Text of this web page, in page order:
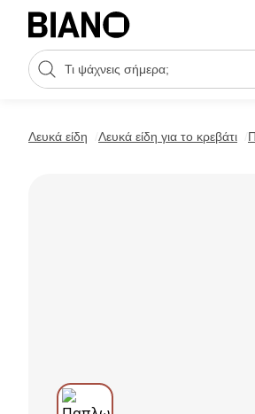
Μετάβαση στο περιεχόμενο
Πεδίο αναζήτησης
Λευκά είδη Λευκά είδη για το κρεβάτι